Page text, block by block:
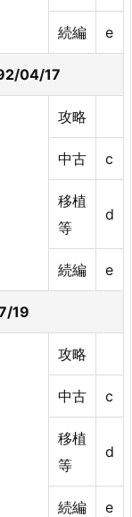
続編 e
04/17
攻略
中古 c
移植
等
d
続編 e
19
攻略
中古 c
移植
等
d
続編 e